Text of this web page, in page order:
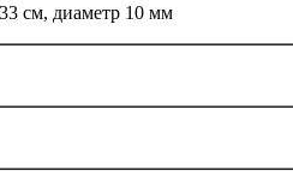
см, диаметр 10 мм